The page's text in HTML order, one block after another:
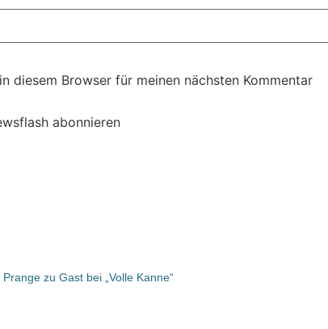
diesem Browser für meinen nächsten Kommentar
abonnieren
zu Gast bei „Volle Kanne“